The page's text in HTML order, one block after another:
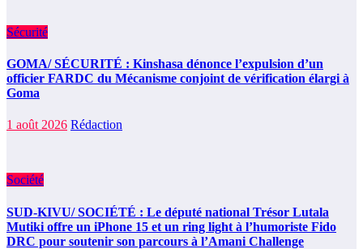
Sécurité
GOMA/ SÉCURITÉ : Kinshasa dénonce l’expulsion d’un
officier FARDC du Mécanisme conjoint de vérification élargi à
Goma
1 août 2026 Rédaction
Société
SUD-KIVU/ SOCIÉTÉ : Le député national Trésor Lutala
Mutiki offre un iPhone 15 et un ring light à l’humoriste Fido
DRC pour soutenir son parcours à l’Amani Challenge